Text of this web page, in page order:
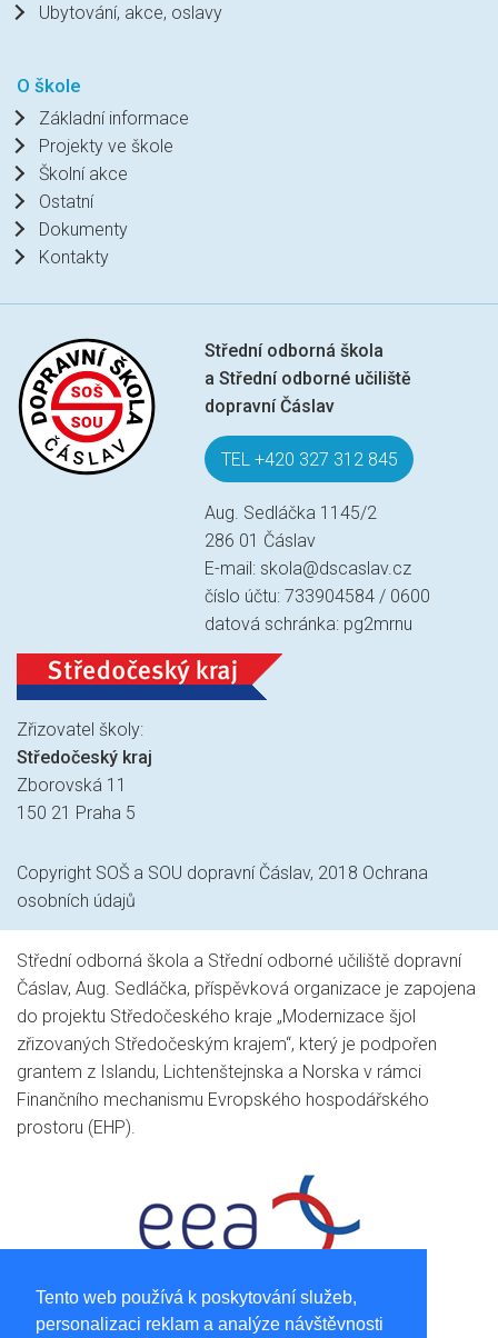
Tento web používá k poskytování služeb,
personalizaci reklam a analýze návštěvnosti
Ubytování, akce, oslavy
O škole
Základní informace
Projekty ve škole
Školní akce
Ostatní
Dokumenty
Kontakty
Střední odborná škola
a Střední odborné učiliště
dopravní Čáslav
TEL +420 327 312 845
Aug. Sedláčka 1145/2
286 01 Čáslav
E-mail:skola@dscaslav.cz
číslo účtu: 733904584 / 0600
datová schránka: pg2mrnu
Zřizovatel školy:
Středočeský kraj
Zborovská 11
150 21 Praha 5
Copyright SOŠ a SOU dopravní Čáslav, 2018 Ochrana
osobních údajů
Střední odborná škola a Střední odborné učiliště dopravní
Čáslav, Aug. Sedláčka, příspěvková organizace je zapojena
do projektu Středočeského kraje „Modernizace šjol
zřizovaných Středočeským krajem“, který je podpořen
grantem z Islandu, Lichtenštejnska a Norska v rámci
Finančního mechanismu Evropského hospodářského
prostoru (EHP).